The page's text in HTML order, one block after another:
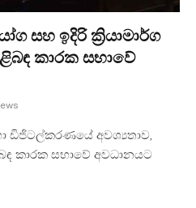
සහ ඉදිරි ක්‍රියාමාර්ග
කාරක සභාවේ
ඩිජිටල්කරණයේ අවශ්‍යතාව,
කාරක සභාවේ අවධානයට